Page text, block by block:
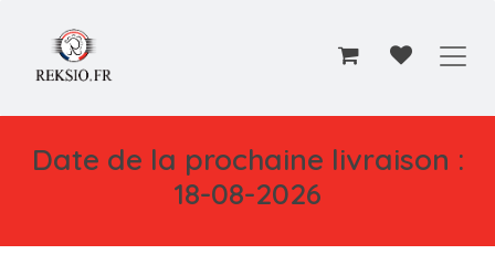
Date de la prochaine livraison :
18-08-2026